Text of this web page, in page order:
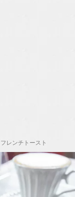
フレンチトースト